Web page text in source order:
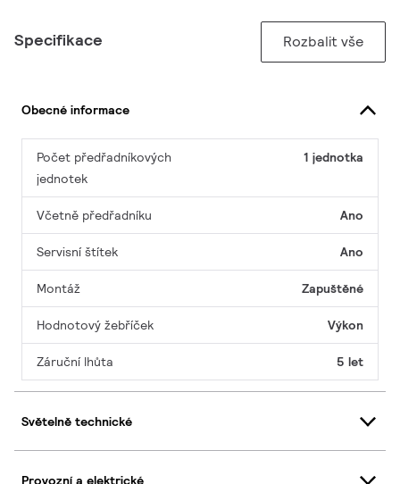
Specifikace Rozbalit vše
Obecné informace
Počet předřadníkových
jednotek
1 jednotka
Včetně předřadníku Ano
Servisní štítek Ano
Montáž Zapuštěné
Hodnotový žebříček Výkon
Záruční lhůta 5 let
Světelně technické
Provozní a elektrické